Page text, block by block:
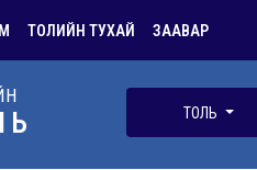
ТОЛИЙН ТУХАЙ ЗААВАР
ТОЛЬ